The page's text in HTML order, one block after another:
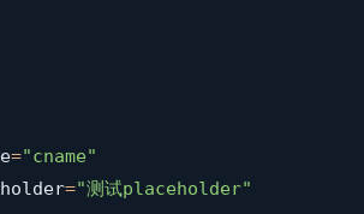
="cname"
="测试placeholder"